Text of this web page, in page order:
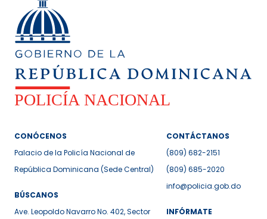
CONÓCENOS
Palacio de la Policía Nacional de
República Dominicana (Sede Central)
BÚSCANOS
Ave. Leopoldo Navarro No. 402, Sector
CONTÁCTANOS
(809) 682-2151
(809) 685-2020
info@policia.gob.do
INFÓRMATE